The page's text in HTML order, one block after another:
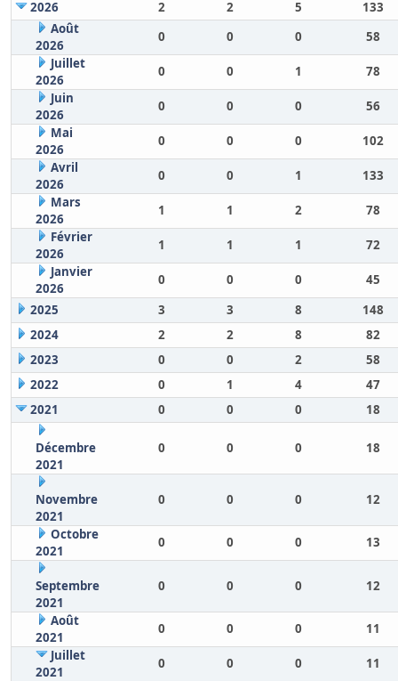
2026 2 2 5
133
Août
2026
0 0 0
58
Juillet
2026
0 0 1
78
Juin
2026
0 0 0
56
Mai
2026
0 0 0
102
Avril
2026
0 0 1
133
Mars
2026
1 1 2
78
Février
2026
1 1 1
72
Janvier
2026
0 0 0
45
2025
3 3 8
148
2024
2 2 8
82
2023
0 0 2
58
2022
0 1 4
47
2021
0 0 0 18
Décembre
2021
0 0 0 18
Novembre
2021
0 0 0 12
Octobre
2021
0 0 0 13
Septembre
2021
0 0 0 12
Août
2021
0 0 0
11
Juillet
2021
0 0 0
11